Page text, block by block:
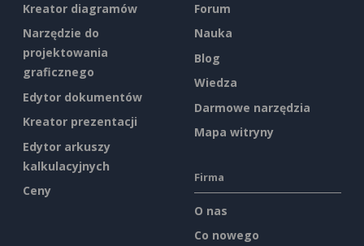
Kreator diagramów
Narzędzie do
projektowania
graficznego
Edytor dokumentów
Kreator prezentacji
Edytor arkuszy
kalkulacyjnych
Ceny
Forum
Nauka
Blog
Wiedza
Darmowe narzędzia
Mapa witryny
Firma
O nas
Co nowego